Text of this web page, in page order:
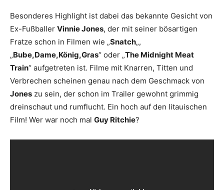
Besonderes Highlight ist dabei das bekannte Gesicht von
Ex-Fußballer Vinnie Jones, der mit seiner bösartigen
Fratze schon in Filmen wie „Snatch„,
„Bube,Dame,König,Gras“ oder „The Midnight Meat
Train“ aufgetreten ist. Filme mit Knarren, Titten und
Verbrechen scheinen genau nach dem Geschmack von
Jones zu sein, der schon im Trailer gewohnt grimmig
dreinschaut und rumflucht. Ein hoch auf den litauischen
Film! Wer war noch mal Guy Ritchie?